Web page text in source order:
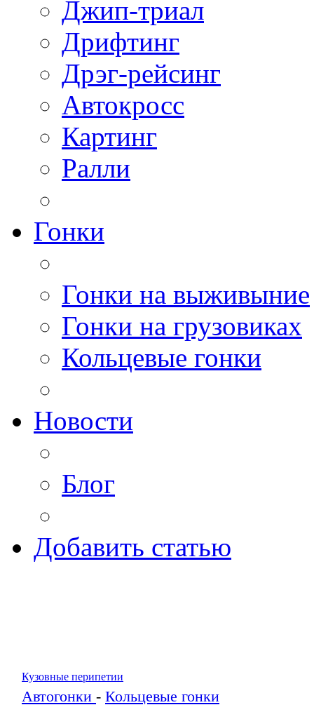
Джип-триал
Дрифтинг
Дрэг-рейсинг
Автокросс
Картинг
Ралли
Гонки
Гонки на выживыние
Гонки на грузовиках
Кольцевые гонки
Новости
Блог
Добавить статью
Кузовные перипетии
Автогонки - Кольцевые гонки